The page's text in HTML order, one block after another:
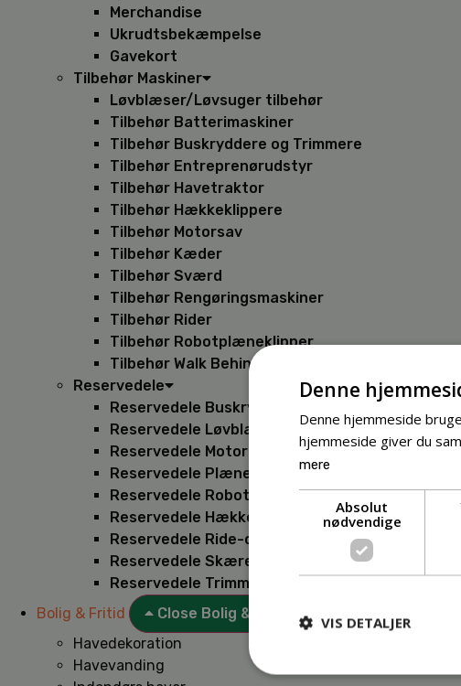
Merchandise
Ukrudtsbekæmpelse
Gavekort
Tilbehør Maskiner
Løvblæser/Løvsuger tilbehør
Tilbehør Batterimaskiner
Tilbehør Buskryddere og Trimmere
Tilbehør Entreprenørudstyr
Tilbehør Havetraktor
Tilbehør Hækkeklippere
Tilbehør Motorsav
Tilbehør Kæder
Tilbehør Sværd
Tilbehør Rengøringsmaskiner
Tilbehør Rider
Tilbehør Robotplæneklipper
Tilbehør Walk Behind
Reservedele
Reservedele Buskryddere
Reservedele Løvblæsere
Reservedele Motorsave
Reservedele Plæneklippere
Reservedele Robotplæneklippere
Reservedele Hækkeklippere
Reservedele Ride-on
Reservedele Skæremaskiner
Reservedele Trimmere
Bolig & Fritid
Close Bolig & Fritid
Havedekoration
Havevanding
Denne
Denne hjemmeside
hjemmeside giver du
mere
Absolut
nødvendige
VIS DETALJER